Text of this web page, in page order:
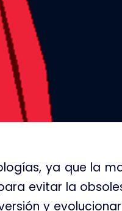
ya que la
evitar la
y